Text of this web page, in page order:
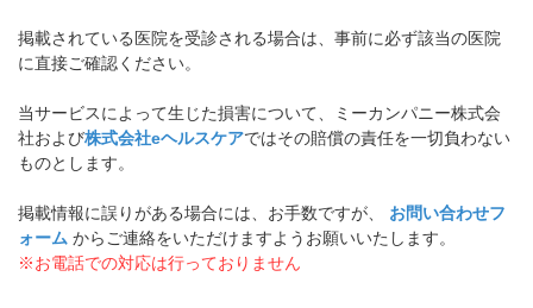
掲載されている医院を受診される場合は、事前に必ず該当の医院
に直接ご確認ください。
当サービスによって生じた損害について、ミーカンパニー株式会
社および株式会社eヘルスケアではその賠償の責任を一切負わない
ものとします。
掲載情報に誤りがある場合には、お手数ですが、 お問い合わせフ
ォーム からご連絡をいただけますようお願いいたします。
※お電話での対応は行っておりません